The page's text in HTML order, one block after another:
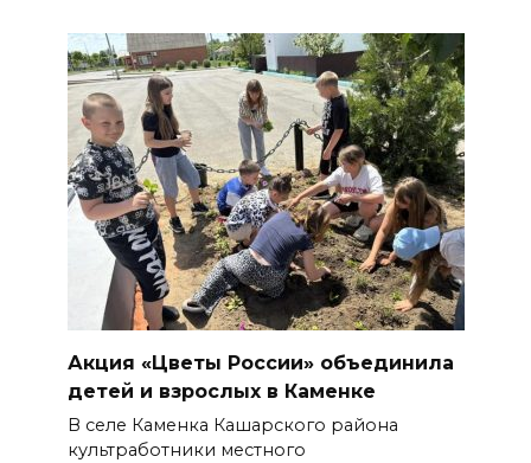
Акция «Цветы России» объединила
детей и взрослых в Каменке
В селе Каменка Кашарского района
культработники местного